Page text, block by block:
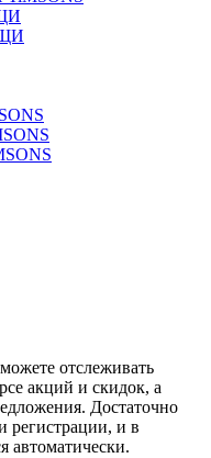
отслеживать
акций и скидок, а
Достаточно
регистрации, и в
автоматически.